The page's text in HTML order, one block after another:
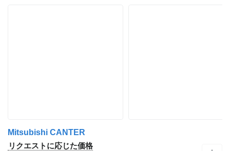
Mitsubishi CANTER
リクエストに応じた価格